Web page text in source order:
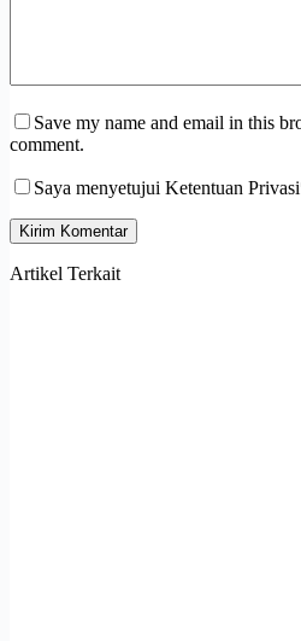
Save my name and email in this
comment.
Saya menyetujui Ketentuan
Kirim Komentar
Artikel Terkait